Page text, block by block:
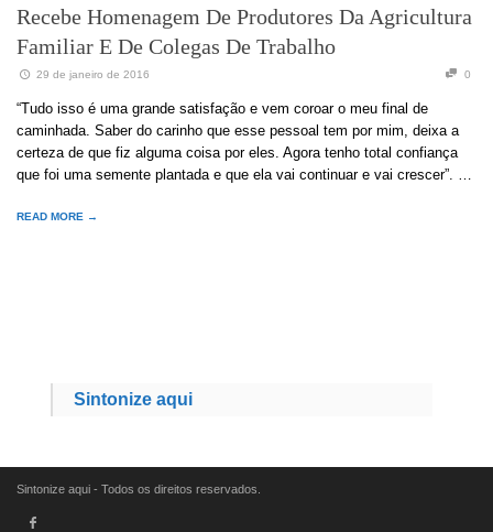
Recebe Homenagem De Produtores Da Agricultura
Familiar E De Colegas De Trabalho
29 de janeiro de 2016 0
“Tudo isso é uma grande satisfação e vem coroar o meu final de
caminhada. Saber do carinho que esse pessoal tem por mim, deixa a
certeza de que fiz alguma coisa por eles. Agora tenho total confiança
que foi uma semente plantada e que ela vai continuar e vai crescer”. …
READ MORE →
Sintonize aqui
Sintonize aqui - Todos os direitos reservados.